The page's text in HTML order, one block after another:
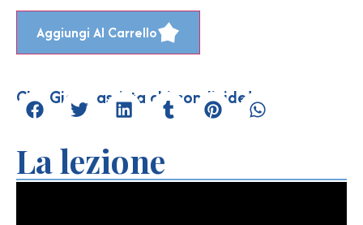
Aggiungi Al Carrello
Che Giove assista chi condivide!
La lezione